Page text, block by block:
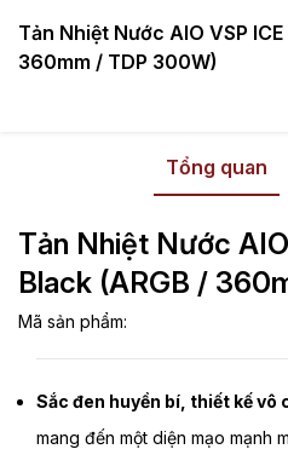
Tản Nhiệt Nước AIO VSP
360mm / TDP 300W)
Tổng quan
Tản Nhiệt Nước
Black (ARGB /
Mã sản phẩm:
Sắc đen huyền bí, thiết kế vô
mang đến một diện mạo mạnh